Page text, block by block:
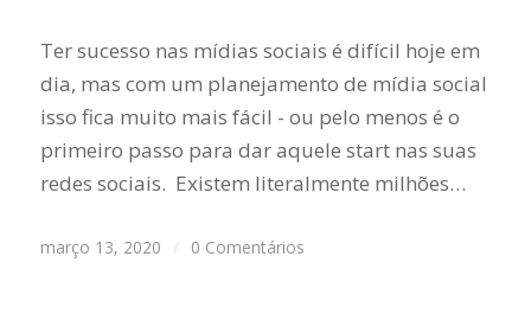
Ter sucesso nas mídias sociais é difícil hoje em
dia, mas com um planejamento de mídia social
isso fica muito mais fácil - ou pelo menos é o
primeiro passo para dar aquele start nas suas
redes sociais. Existem literalmente milhões…
março 13, 2020 / 0 Comentários